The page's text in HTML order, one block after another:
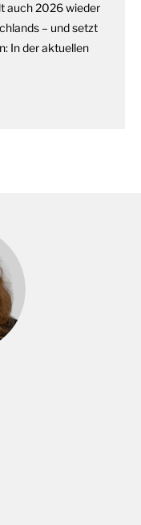
auch 2026 wieder
– und setzt
In der aktuellen